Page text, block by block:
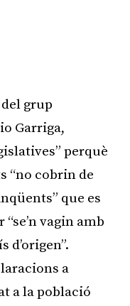
grup
Garriga,
perquè
“no cobrin de
que es
vagin amb
d’origen”.
a
a la població